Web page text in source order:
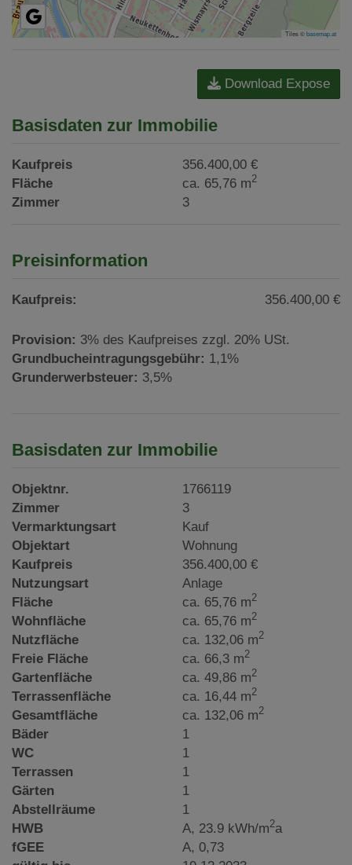
Tiles ©basemap.at
Download Expose
Basisdaten zur Immobilie
Kaufpreis
356.400,00 €
Fläche
ca. 65,76 m2
Zimmer 3
Preisinformation
Kaufpreis: 356.400,00 €
Provision: 3% des Kaufpreises zzgl. 20% USt.
Grundbucheintragungsgebühr: 1,1%
Grunderwerbsteuer: 3,5%
Basisdaten zur Immobilie
Objektnr.
1766119
Zimmer
3
Vermarktungsart
Kauf
Objektart
Wohnung
Kaufpreis
356.400,00 €
Nutzungsart
Anlage
Fläche
ca. 65,76 m2
Wohnfläche ca. 65,76 m2
Nutzfläche ca. 132,06 m2
Freie Fläche ca. 66,3 m2
Gartenfläche ca. 49,86 m2
Terrassenfläche ca. 16,44 m2
Gesamtfläche ca. 132,06 m2
Bäder
1
WC
1
Terrassen
1
Gärten
1
Abstellräume
1
HWB
A, 23.9 kWh/m2a
fGEE
A, 0,73